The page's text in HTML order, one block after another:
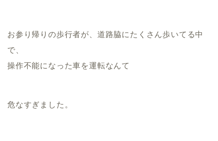
お参り帰りの歩行者が、道路脇にたくさん歩いてる中
で、
操作不能になった車を運転なんて
危なすぎました。